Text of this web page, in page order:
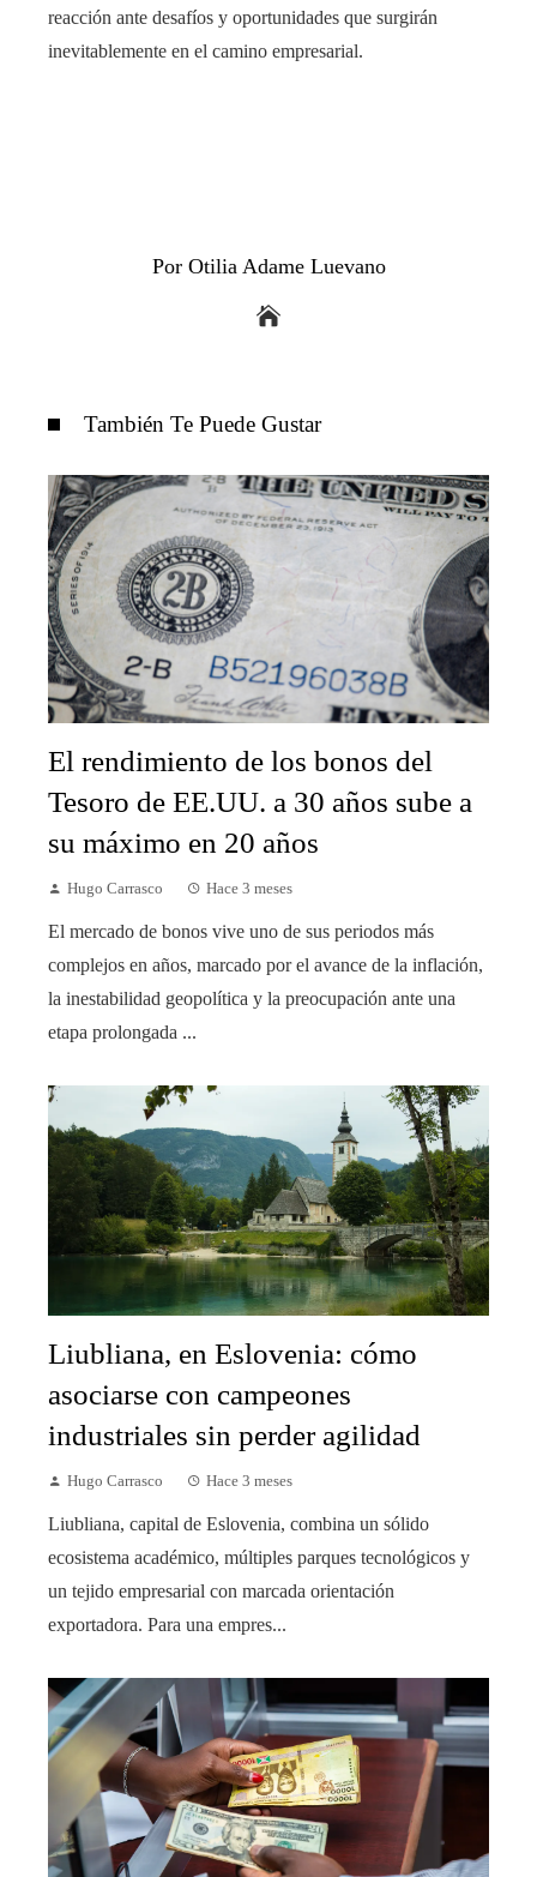
reacción ante desafíos y oportunidades que surgirán
inevitablemente en el camino empresarial.
Por Otilia Adame Luevano
También Te Puede Gustar
El rendimiento de los bonos del
Tesoro de EE.UU. a 30 años sube a
su máximo en 20 años
Hugo Carrasco Hace 3 meses
El mercado de bonos vive uno de sus periodos más
complejos en años, marcado por el avance de la inflación,
la inestabilidad geopolítica y la preocupación ante una
etapa prolongada ...
Liubliana, en Eslovenia: cómo
asociarse con campeones
industriales sin perder agilidad
Hugo Carrasco Hace 3 meses
Liubliana, capital de Eslovenia, combina un sólido
ecosistema académico, múltiples parques tecnológicos y
un tejido empresarial con marcada orientación
exportadora. Para una empres...